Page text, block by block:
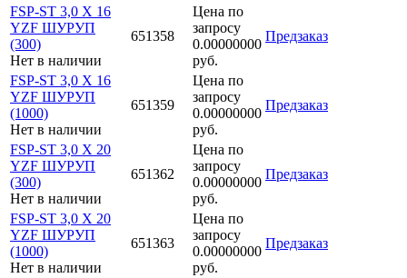
FSP-ST 3,0 X 16
YZF ШУРУП
(300)
Нет в наличии
651358
Цена по
запросу
0.00000000
руб.
Предзаказ
FSP-ST 3,0 X 16
YZF ШУРУП
(1000)
Нет в наличии
651359
Цена по
запросу
0.00000000
руб.
Предзаказ
FSP-ST 3,0 X 20
YZF ШУРУП
(300)
Нет в наличии
651362
Цена по
запросу
0.00000000
руб.
Предзаказ
FSP-ST 3,0 X 20
YZF ШУРУП
(1000)
Нет в наличии
651363
Цена по
запросу
0.00000000
руб.
Предзаказ